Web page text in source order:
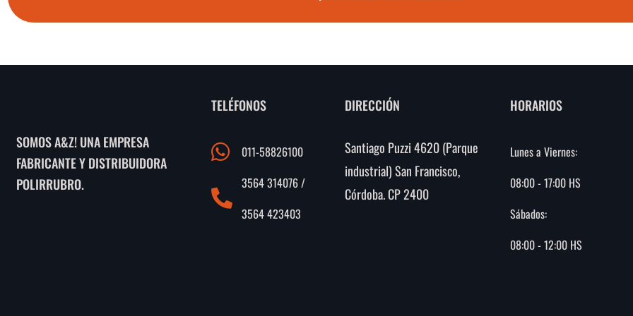
SOMOS A&Z! UNA EMPRESA
FABRICANTE Y DISTRIBUIDORA
POLIRRUBRO.
TELÉFONOS
011-58826100
3564 314076 /
3564 423403
DIRECCIÓN
Santiago Puzzi 4620 (Parque
industrial) San Francisco,
Córdoba. CP 2400
HORARIOS
Lunes a Viernes:
08:00 - 17:00 HS
Sábados:
08:00 - 12:00 HS